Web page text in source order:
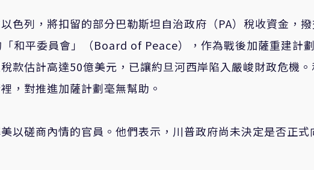
色列，將扣留的部分巴勒斯坦自治政府（PA）稅收資金，
和平委員會」（Board of Peace），作為戰後加薩重建計
款估計高達50億美元，已讓約旦河西岸陷入嚴峻財政危機。
，對推進加薩計劃毫無幫助。
以磋商內情的官員。他們表示，川普政府尚未決定是否正式